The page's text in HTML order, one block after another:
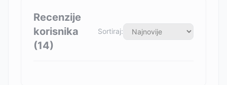
Recenzije
korisnika
(14)
Sortiraj: